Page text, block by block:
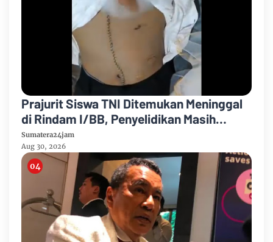
Prajurit Siswa TNI Ditemukan Meninggal
di Rindam I/BB, Penyelidikan Masih
Berlangsung
Sumatera24jam
Aug 30, 2026